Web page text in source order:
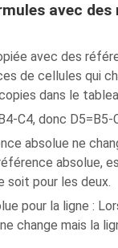
avec des
avec des
de cellules qui
dans le
C4, donc
absolue ne
absolue,
soit pour les deux.
pour la ligne :
change mais la